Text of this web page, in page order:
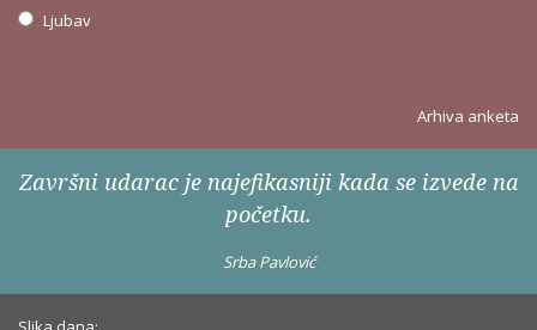
Ljubav
Arhiva anketa
Završni udarac je najefikasniji kada se izvede na
početku.
Srba Pavlović